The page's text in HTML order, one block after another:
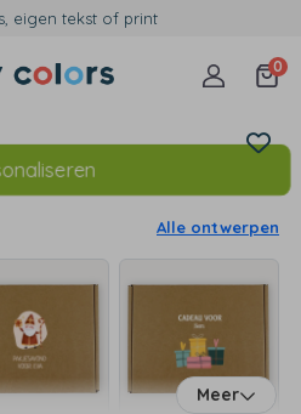
eigen tekst of print
0
Alle ontwerpen
Meer